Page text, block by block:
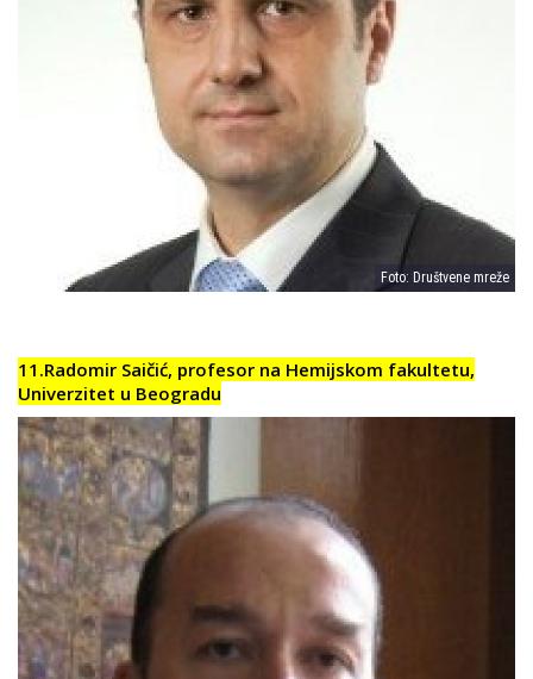
Foto: Društvene mreže
11.Radomir Saičić, profesor na Hemijskom fakultetu,
Univerzitet u Beogradu